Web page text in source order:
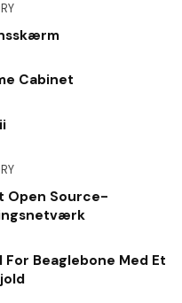
Cabinet
Open Source-
Beaglebone Med Et